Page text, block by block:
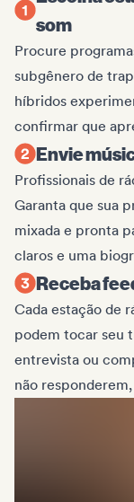
som
Procure
subgênero de
híbridos
confirmar que
Envie
Profissionais de
Garanta que sua
mixada e pronta
claros e uma
Receba
Cada estação de
podem tocar seu
entrevista ou
não